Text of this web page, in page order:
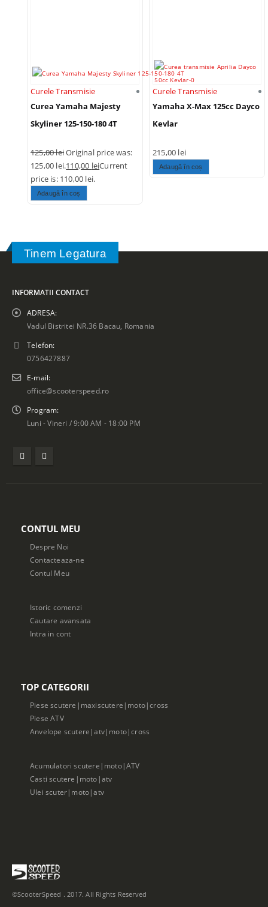
Curele Transmisie
Curea Yamaha Majesty
Skyliner 125-150-180 4T
125,00leiOriginal price was:
125,00 lei.110,00 leiCurrent
price is: 110,00 lei.
Adaugă în coș
Curele Transmisie
Yamaha X-Max 125cc Dayco
Kevlar
215,00 lei
Adaugă în coș
Tinem Legatura
INFORMATII CONTACT
ADRESA:
Vadul Bistritei NR.36 Bacau, Romania
Telefon:
0756427887
E-mail:
office@scooterspeed.ro
Program:
Luni - Vineri / 9:00 AM - 18:00 PM
CONTUL MEU
Despre Noi
Contacteaza-ne
Contul Meu
Istoric comenzi
Cautare avansata
Intra in cont
TOP CATEGORII
Piese scutere|maxiscutere|moto|cross
Piese ATV
Anvelope scutere|atv|moto|cross
Acumulatori scutere|moto|ATV
Casti scutere|moto|atv
Ulei scuter|moto|atv
©ScooterSpeed . 2017. All Rights Reserved